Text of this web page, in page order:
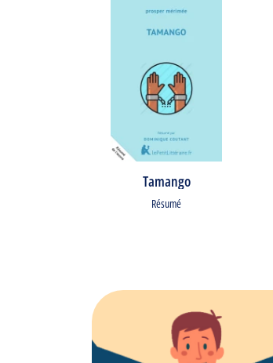
Tamango
Résumé